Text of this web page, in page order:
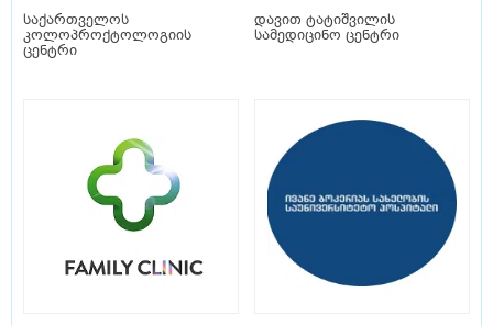
საქართველოს
კოლოპროქტოლოგიის
ცენტრი
დავით ტატიშვილის
სამედიცინო ცენტრი